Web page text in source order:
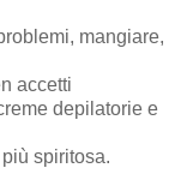
mangiare,
accetti
depilatorie e
spiritosa.